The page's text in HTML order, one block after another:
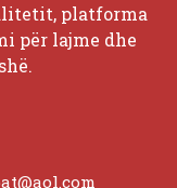
platforma
për lajme dhe